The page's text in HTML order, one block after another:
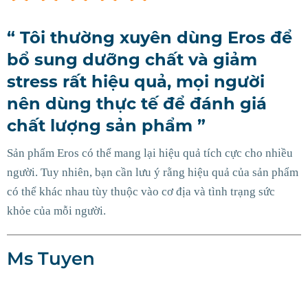
để
phẩm
“ Đặc thù da tôi nhiều tuyến
hôi nên mụn rất nhiều, từ khi
dụng sản phẩm , da tôi không
còn mụn. ”
Bạn nên lựa chọn sản phẩm phù hợp với tình trạng da và
mức độ mụn của mình. Ngoài ra, bạn cần sử dụng sản
đúng cách và kiên trì trong thời gian dài để đạt được
quả tốt nhất.
Mai Anh